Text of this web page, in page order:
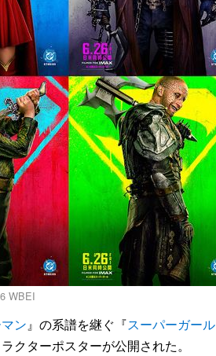
WBEI
ン』の系譜を継ぐ『スーパーガール
クターポスターが公開された。